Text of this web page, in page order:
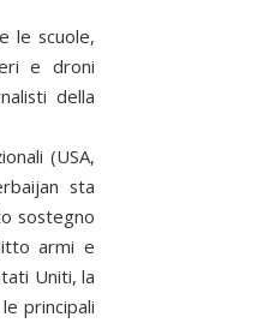
le scuole,
e droni
della
(USA,
sta
sostegno
armi e
Uniti, la
principali